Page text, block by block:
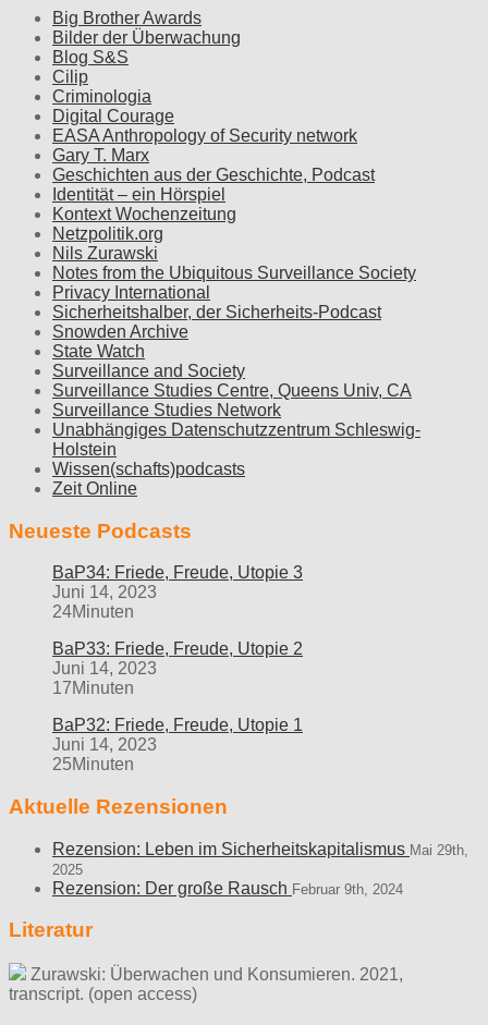
Big Brother Awards
Bilder der Überwachung
Blog S&S
Cilip
Criminologia
Digital Courage
EASA Anthropology of Security network
Gary T. Marx
Geschichten aus der Geschichte, Podcast
Identität – ein Hörspiel
Kontext Wochenzeitung
Netzpolitik.org
Nils Zurawski
Notes from the Ubiquitous Surveillance Society
Privacy International
Sicherheitshalber, der Sicherheits-Podcast
Snowden Archive
State Watch
Surveillance and Society
Surveillance Studies Centre, Queens Univ, CA
Surveillance Studies Network
Unabhängiges Datenschutzzentrum Schleswig-
Holstein
Wissen(schafts)podcasts
Zeit Online
Neueste Podcasts
BaP34: Friede, Freude, Utopie 3
Juni 14, 2023
24Minuten
BaP33: Friede, Freude, Utopie 2
Juni 14, 2023
17Minuten
BaP32: Friede, Freude, Utopie 1
Juni 14, 2023
25Minuten
Aktuelle Rezensionen
Rezension: Leben im Sicherheitskapitalismus Mai 29th,
2025
Rezension: Der große Rausch Februar 9th, 2024
Literatur
Zurawski: Überwachen und Konsumieren. 2021,
transcript. (open access)